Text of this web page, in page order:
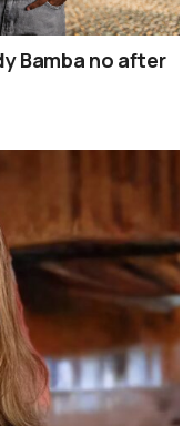
Bamba no after